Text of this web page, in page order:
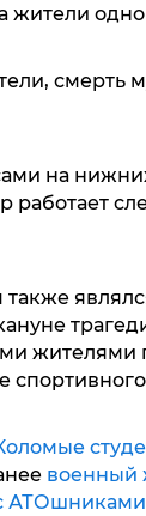
жители
смерть
на
работает
жителями
военный